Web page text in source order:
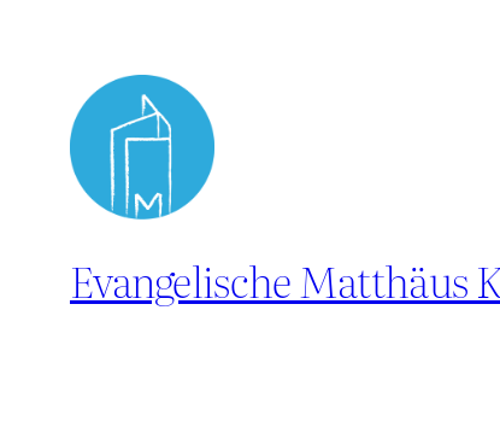
Evangelische Matthäus